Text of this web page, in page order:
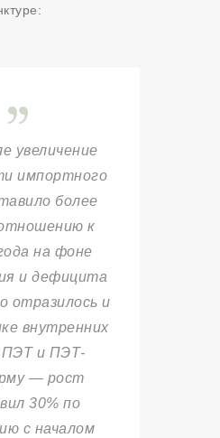
увеличение
импортного
более
к
на фоне
и дефицита
отразилось и
внутренних
ПЭТ и ПЭТ-
— рост
30% по
с началом